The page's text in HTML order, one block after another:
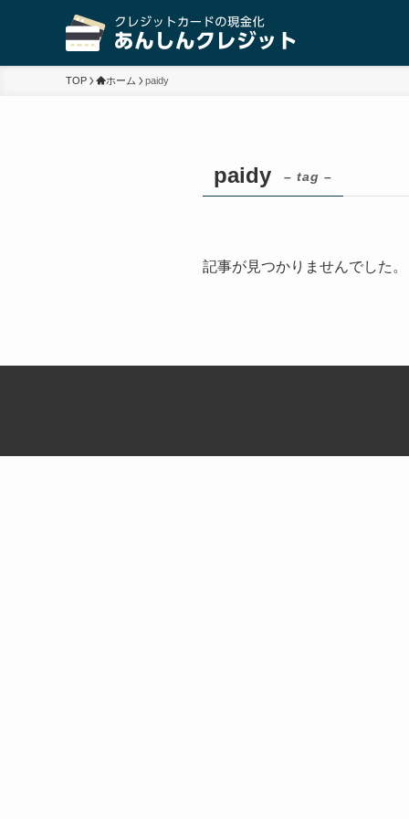
TOP ホーム paidy
paidy – tag –
記事が見つかりませんでした。